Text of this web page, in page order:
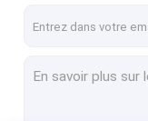
Membrane de